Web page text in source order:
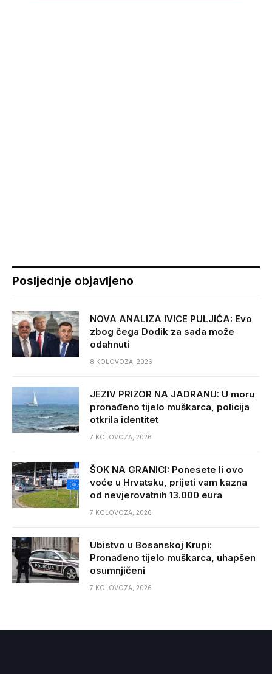
Posljednje objavljeno
NOVA ANALIZA IVICE PULJIĆA: Evo
zbog čega Dodik za sada može
odahnuti
8 KOLOVOZA, 2026
JEZIV PRIZOR NA JADRANU: U moru
pronađeno tijelo muškarca, policija
otkrila identitet
7 KOLOVOZA, 2026
ŠOK NA GRANICI: Ponesete li ovo
voće u Hrvatsku, prijeti vam kazna
od nevjerovatnih 13.000 eura
7 KOLOVOZA, 2026
Ubistvo u Bosanskoj Krupi:
Pronađeno tijelo muškarca, uhapšen
osumnjičeni
7 KOLOVOZA, 2026